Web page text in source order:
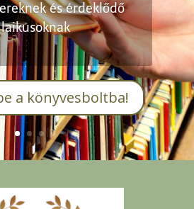
és érdeklődő
laikusoknak
a könyvesboltba!